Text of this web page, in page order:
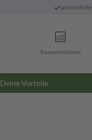
persönliche
Rezept einlösen
Deine Vorteile